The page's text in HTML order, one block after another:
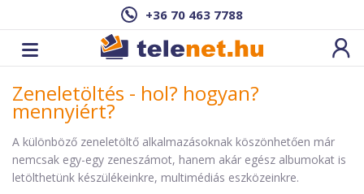
+36 70 463 7788
Zeneletöltés - hol? hogyan?
mennyiért?
A különböző zeneletöltő alkalmazásoknak köszönhetően már
nemcsak egy-egy zeneszámot, hanem akár egész albumokat is
letölthetünk készülékeinkre, multimédiás eszközeinkre.